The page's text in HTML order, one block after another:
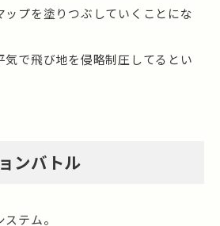
ップを塗りつぶしていくことにな
気で飛び地を侵略制圧してるとい
ンバトル
テム。